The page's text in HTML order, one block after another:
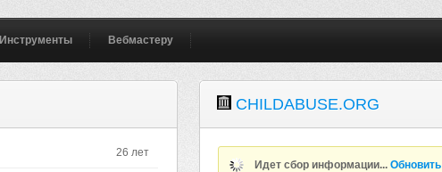
Инструменты Вебмастеру
26 лет
CHILDABUSE.ORG
Идет сбор информации...Обновить